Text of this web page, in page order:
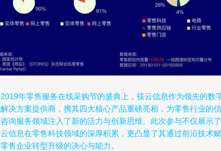
年零售服务在线采购节的盛典上，筷云信息作为领先的数
决方案提供商，携其四大核心产品重磅亮相，为零售行业的信
询服务领域注入了新的活力与创新思维。此次参与不仅展示了
信息在零售科技领域的深厚积累，更凸显了其通过前沿技术赋
售企业转型升级的决心与能力。